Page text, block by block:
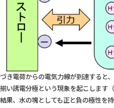
づき電荷からの電気力線が到達すると
揃い誘電分極という現象を起こします
結果、水の塊としても正と負の極性を